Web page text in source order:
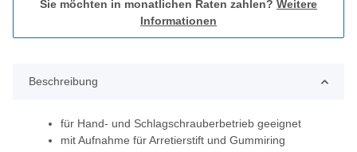
Sie möchten in monatlichen Raten zahlen? Weitere
Informationen
Beschreibung
für Hand- und Schlagschrauberbetrieb geeignet
mit Aufnahme für Arretierstift und Gummiring